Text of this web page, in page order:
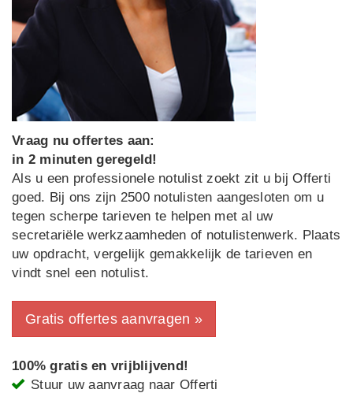
Vraag nu offertes aan:
in 2 minuten geregeld!
Als u een professionele notulist zoekt zit u bij Offerti
goed. Bij ons zijn 2500 notulisten aangesloten om u
tegen scherpe tarieven te helpen met al uw
secretariële werkzaamheden of notulistenwerk. Plaats
uw opdracht, vergelijk gemakkelijk de tarieven en
vindt snel een notulist.
Gratis offertes aanvragen »
100% gratis en vrijblijvend!
Stuur uw aanvraag naar Offerti